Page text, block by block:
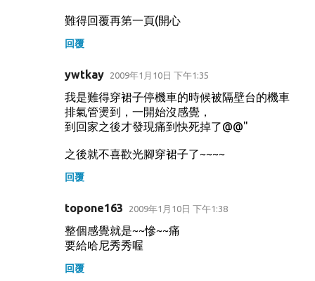
難得回覆再第一頁(開心
回覆
ywtkay 2009年1月10日 下午1:35
我是難得穿裙子停機車的時候被隔壁台的機車
排氣管燙到，一開始沒感覺，
到回家之後才發現痛到快死掉了@@"
之後就不喜歡光腳穿裙子了~~~~
回覆
topone163 2009年1月10日 下午1:38
整個感覺就是~~慘~~痛
要給哈尼秀秀喔
回覆